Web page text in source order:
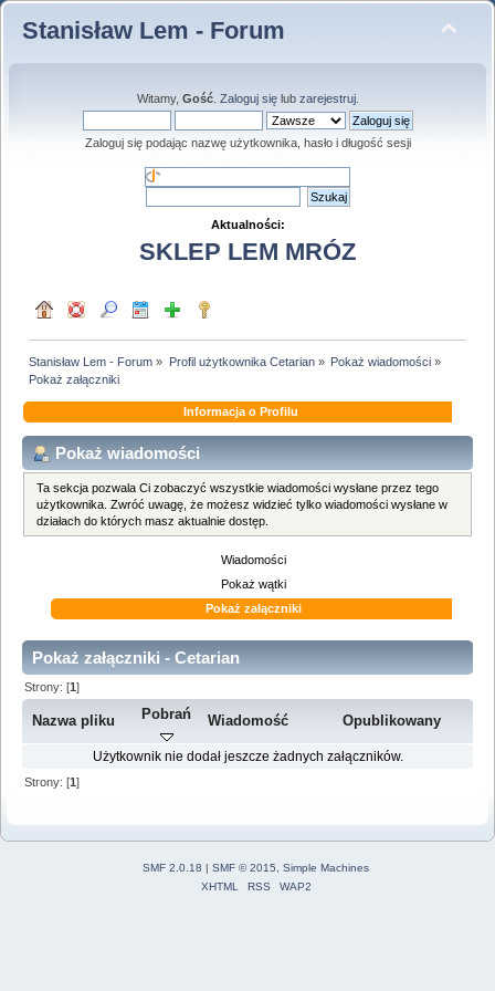
Stanisław Lem - Forum
Witamy, Gość. Zaloguj sięlub zarejestruj.
Zaloguj się podając nazwę użytkownika, hasło i długość sesji
Aktualności:
SKLEP LEM MRÓZ
Stanisław Lem - Forum » Profil użytkownika Cetarian» Pokaż wiadomości»
Pokaż załączniki
Informacja o Profilu
Pokaż wiadomości
Ta sekcja pozwala Ci zobaczyć wszystkie wiadomości wysłane przez tego
użytkownika. Zwróć uwagę, że możesz widzieć tylko wiadomości wysłane w
działach do których masz aktualnie dostęp.
Wiadomości
Pokaż wątki
Pokaż załączniki
Pokaż załączniki - Cetarian
Strony: [1]
Nazwa pliku Pobrań Wiadomość Opublikowany
Użytkownik nie dodał jeszcze żadnych załączników.
Strony: [1]
SMF 2.0.18 | SMF © 2015
Simple Machines
XHTML
RSS WAP2